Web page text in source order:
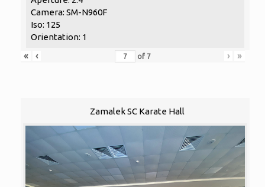
Camera: SM-N960F
Iso: 125
Orientation: 1
«
‹ of 7 › »
Zamalek SC Karate Hall